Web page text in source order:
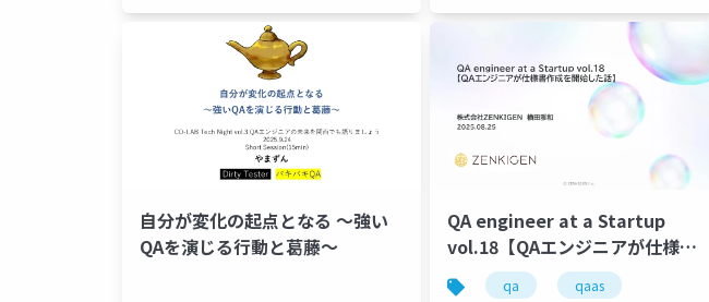
自分が変化の起点となる 〜強い
QAを演じる行動と葛藤〜
QA engineer at a Startup
vol.18【QAエンジニアが仕様書
作成を開始した話】
qa qaas